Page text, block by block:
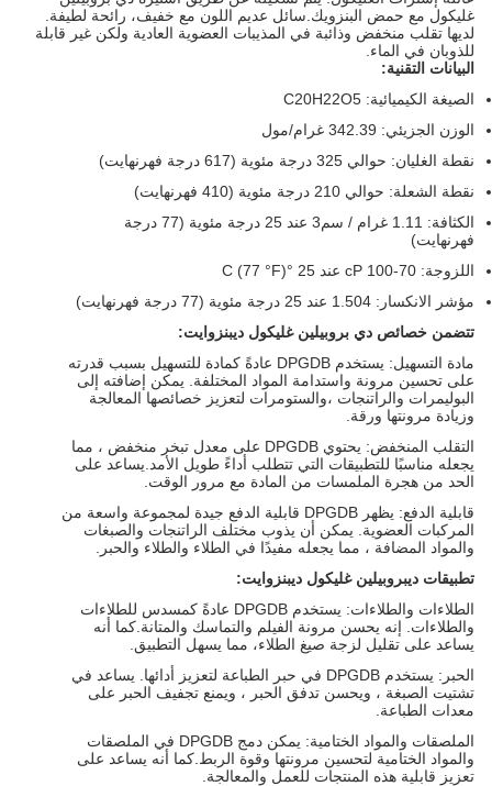
غليكول مع حمض البنزويك.سائل عديم اللون مع خفيف، رائحة لطيفة.
لديها تقلب منخفض وذائبة في المذيبات العضوية العادية ولكن غير قابلة
للذوبان في الماء.
البيانات التقنية:
الصيغة الكيميائية: C20H22O5
الوزن الجزيئي: 342.39 غرام/مول
نقطة الغليان: حوالي 325 درجة مئوية (617 درجة فهرنهايت)
نقطة الشعلة: حوالي 210 درجة مئوية (410 فهرنهايت)
الكثافة: 1.11 غرام / سم3 عند 25 درجة مئوية (77 درجة
فهرنهايت)
اللزوجة: 70-100 cP عند 25 °C (77 °F)
مؤشر الانكسار: 1.504 عند 25 درجة مئوية (77 درجة فهرنهايت)
تتضمن خصائص دي بروبيلين غليكول ديبنزوايت:
مادة التسهيل: يستخدم DPGDB عادةً كمادة للتسهيل بسبب قدرته
على تحسين مرونة واستدامة المواد المختلفة. يمكن إضافته إلى
البوليمرات والراتنجات ،والستومرات لتعزيز خصائصها المعالجة
وزيادة مرونتها ورقة.
التقلب المنخفض: يحتوي DPGDB على معدل تبخر منخفض ، مما
يجعله مناسبًا للتطبيقات التي تتطلب أداءً طويل الأمد.يساعد على
الحد من هجرة الملمسات من المادة مع مرور الوقت.
قابلية الدفع: يظهر DPGDB قابلية الدفع جيدة لمجموعة واسعة من
المركبات العضوية. يمكن أن يذوب مختلف الراتنجات والصبغات
والمواد المضافة ، مما يجعله مفيدًا في الطلاء والطلاء والحبر.
تطبيقات ديبروبيلين غليكول ديبنزوايت:
الطلاءات والطلاءات: يستخدم DPGDB عادةً كمسدس للطلاءات
والطلاءات. إنه يحسن مرونة الفيلم والتماسك والمتانة.كما أنه
يساعد على تقليل لزجة صيغ الطلاء، مما يسهل التطبيق.
الحبر: يستخدم DPGDB في حبر الطباعة لتعزيز أدائها. يساعد في
تشتيت الصبغة ، ويحسن تدفق الحبر ، ويمنع تجفيف الحبر على
معدات الطباعة.
الملصقات والمواد الختامية: يمكن دمج DPGDB في الملصقات
والمواد الختامية لتحسين مرونتها وقوة الربط.كما أنه يساعد على
تعزيز قابلية هذه المنتجات للعمل والمعالجة.